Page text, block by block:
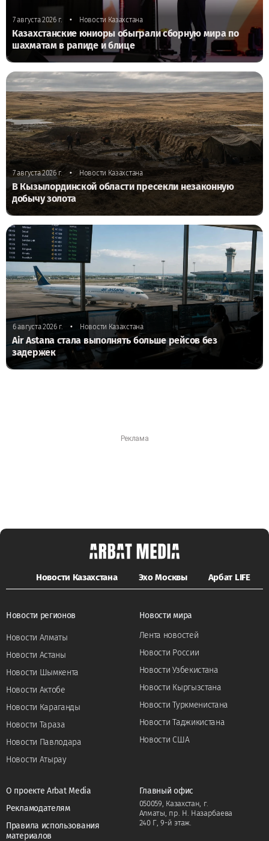
7 августа 2026 г. • Новости Казахстана
Казахстанские юниоры обыграли сборную мира по
шахматам в рапиде и блице
7 августа 2026 г. • Новости Казахстана
В Кызылординской области пресекли незаконную
добычу золота
6 августа 2026 г. • Новости Казахстана
Air Astana стала выполнять больше рейсов без
задержек
Новости Казахстана Эхо Москвы Арбат LIFE
Новости регионов
Новости Алматы
Новости Астаны
Новости Шымкента
Новости Актобе
Новости Караганды
Новости Тараза
Новости Павлодара
Новости Атырау
Новости мира
Лента новостей
Новости России
Новости Узбекистана
Новости Кыргызстана
Новости Туркменистана
Новости Таджикистана
Новости США
О проекте Arbat Media
Рекламодателям
Правила использования
материалов
Главный офис
050059, Казахстан, г.
Алматы, пр. Н. Назарбаева
240 Г, 9-й этаж.